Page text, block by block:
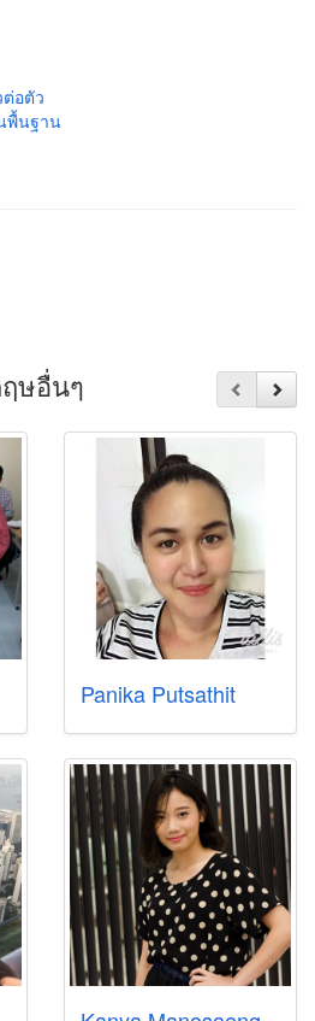
อตัว
พื้นฐาน
ษอื่นๆ
Panika Putsathit